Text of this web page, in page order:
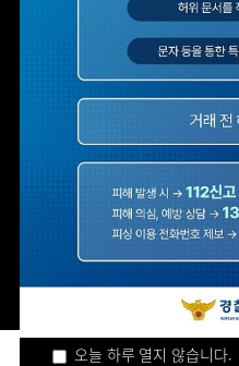
오늘 하루 열지 않습니다.